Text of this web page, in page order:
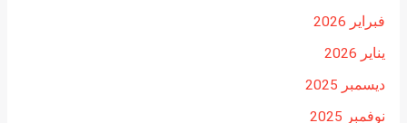
فبراير 2026
يناير 2026
ديسمبر 2025
نوفمبر 2025